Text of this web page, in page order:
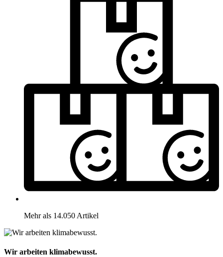
Mehr als 14.050 Artikel
Wir arbeiten klimabewusst.